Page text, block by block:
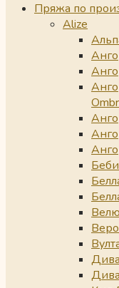
Пряжа по
Alize